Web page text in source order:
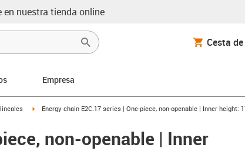
en nuestra tienda online
Cesta
Empresa
igus-icon-arrow-right
Energy chain E2C.17 series | One-piece, non-openable | Inner height:
non-openable | Inner